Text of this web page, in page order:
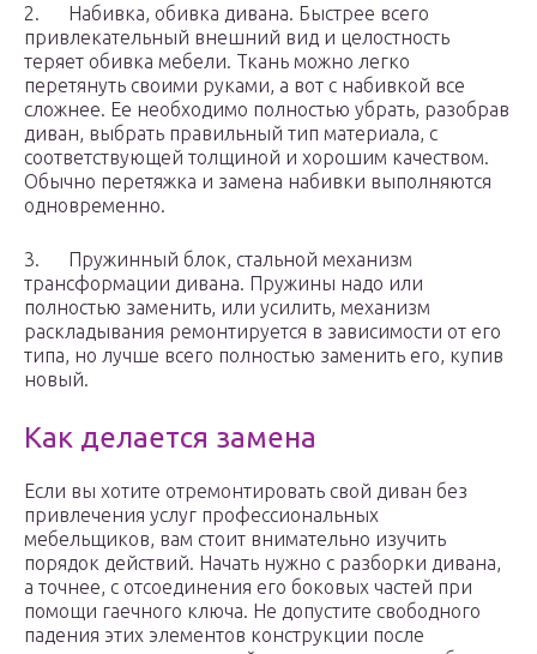
2. Набивка, обивка дивана. Быстрее всего
привлекательный внешний вид и целостность
теряет обивка мебели. Ткань можно легко
перетянуть своими руками, а вот с набивкой все
сложнее. Ее необходимо полностью убрать, разобрав
диван, выбрать правильный тип материала, с
соответствующей толщиной и хорошим качеством.
Обычно перетяжка и замена набивки выполняются
одновременно.
3. Пружинный блок, стальной механизм
трансформации дивана. Пружины надо или
полностью заменить, или усилить, механизм
раскладывания ремонтируется в зависимости от его
типа, но лучше всего полностью заменить его, купив
новый.
Как делается замена
Если вы хотите отремонтировать свой диван без
привлечения услуг профессиональных
мебельщиков, вам стоит внимательно изучить
порядок действий. Начать нужно с разборки дивана,
а точнее, с отсоединения его боковых частей при
помощи гаечного ключа. Не допустите свободного
падения этих элементов конструкции после